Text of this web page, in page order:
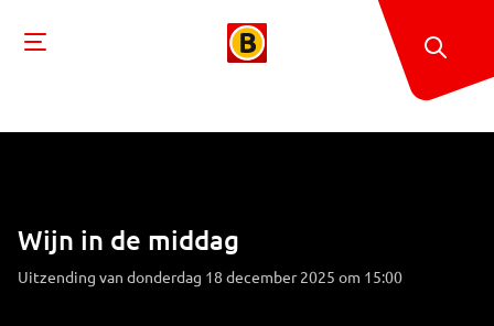
Wijn in de middag
Uitzending van donderdag 18 december 2025 om 15:00